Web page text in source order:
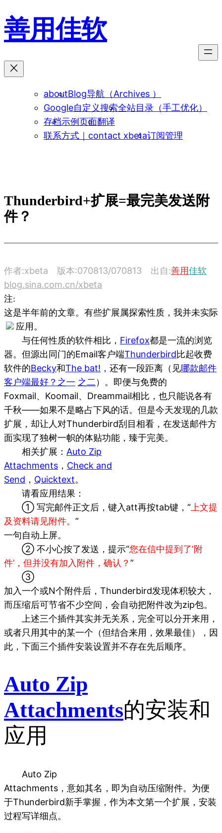
至
内
善用佳软
aboutBlog导航（Archives ）
Google自定义搜索全站目录（手工优化）
存档示例页面翻译
联系方式｜contact xbeta订阅管理
Thunderbird+扩展=最完美发送附
件？
作者:xbeta 版本:070813/070813 出自:善用佳软
blog.sina.com.cn/xbeta
注:
这是半年前的文章。有些扩展属探索性质，我并未实际
应用。
与任何性质的软件相比， Firefox都是一流的浏览
器。但源出同门的Email客户端Thunderbird比起收费
软件的Becky和The bat! ，还有一段距离（见哪款邮件
客户端最好？之一 之二）。即便与免费的
Foxmail、Koomail、Dreammail相比，也只能说各有
千秋——如果不是略占下风的话。但是今天发现的几款
扩展，却让人对Thunderbird刮目相看，在发送邮件方
面实现了独树一帜的体贴功能，臻于完美。
相关扩展： Auto Zip
Attachments ， Check and
Send ， Quicktext。
请看应用结果：
① 写完邮件正文后，键入att再按tab键，“ 上文提
及资料请见附件。 ”
一句自动上屏。
② 不小心按了发送，提示“您在信中提到了‘附
件’，但并没有加入附件，确认？ ”
③
加入一个或N个附件后，Thunderbird发现体积较大，
而压缩后可节省不少空间，会自动把附件改为zip包。
上述三个插件其实并无关系，完全可以分开来用，
或者只用其中的某一个（但结合来用，效果最佳），因
此，下面三个插件安装设置并不存在先后顺序。
Auto Zip
Attachments的安装和
应用
Auto Zip
Attachments，意如其名，即为自动压缩附件。为便
于Thunderbird新手掌握，作为本文第一个扩展，安装
过程写详细点。